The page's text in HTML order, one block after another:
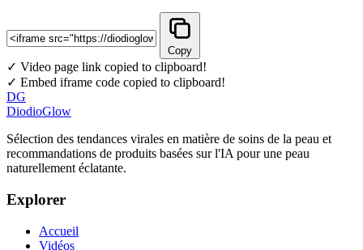
Copy
✓ Video page link copied to clipboard!
✓ Embed iframe code copied to clipboard!
DG
DiodioGlow
Sélection des tendances virales en matière de soins de la peau et
recommandations de produits basées sur l'IA pour une peau
naturellement éclatante.
Explorer
Accueil
Vidéos